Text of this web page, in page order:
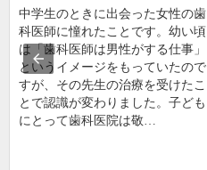
中学生のときに出会った女性の歯
科医師に憧れたことです。幼い頃
は「歯科医師は男性がする仕事」
というイメージをもっていたので
すが、その先生の治療を受けたこ
とで認識が変わりました。子ども
にとって歯科医院は敬…